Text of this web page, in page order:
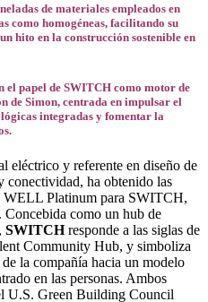
de materiales empleados en
como homogéneas, facilitando su
hito en la construcción sostenible en
el papel de SWITCH como motor de
de Simon, centrada en impulsar el
integradas y fomentar la
eléctrico y referente en diseño de
conectividad, ha obtenido las
Platinum para SWITCH,
Concebida como un hub de
SWITCHresponde a las siglas de
Community Hub, y simboliza
la compañía hacia un modelo
en las personas. Ambos
U.S. Green Building Council